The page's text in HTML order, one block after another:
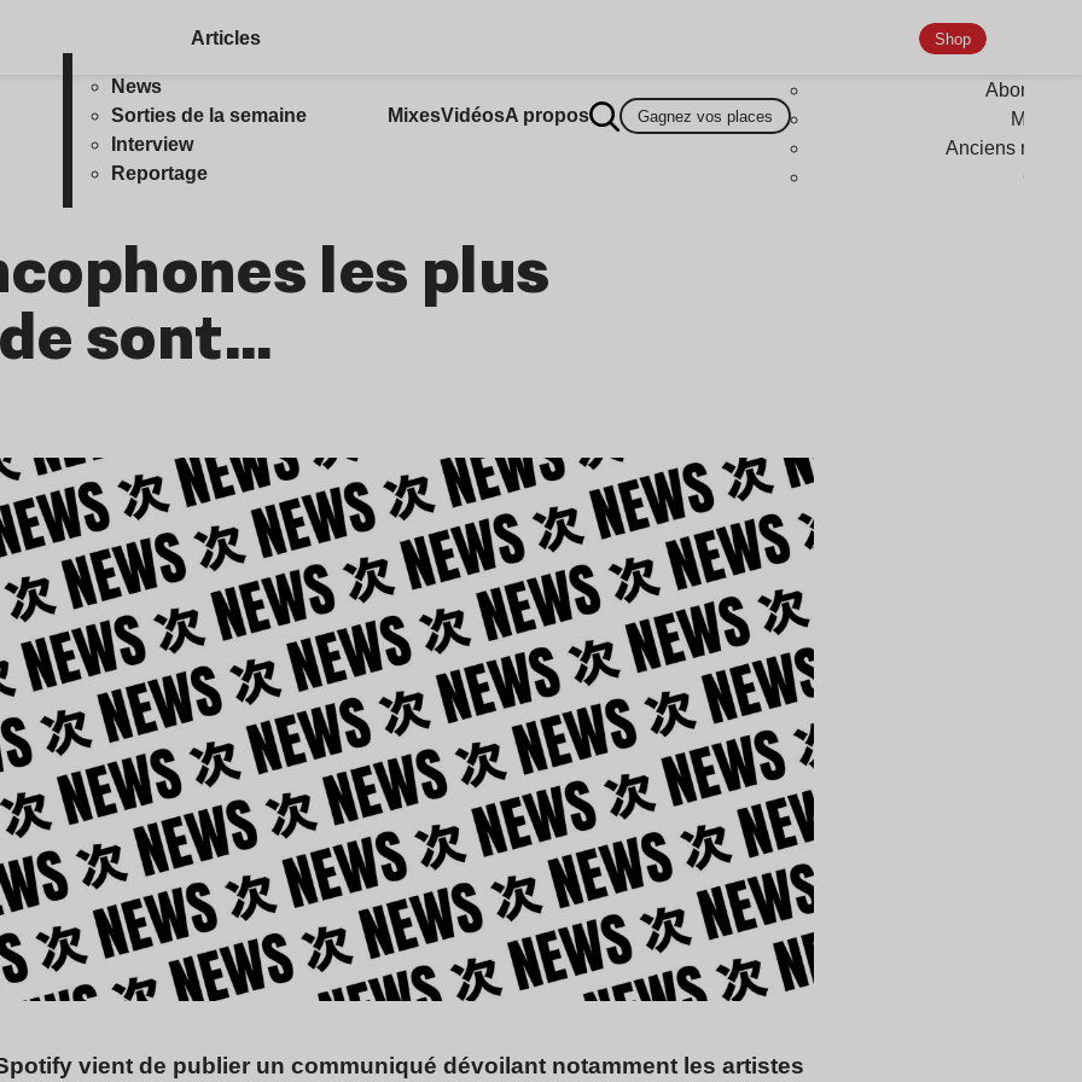
Articles
News
Sorties de la semaine
Interview
Reportage
MixesVidéosA propos Gagnez vos places
Shop
Anciens
les plus
sont…
vient de publier un communiqué dévoilant notamment les artistes